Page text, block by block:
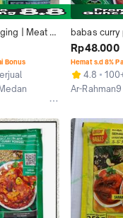
| Meat
Bonus
babas
gram
Rp48.000
Hemat s.d 8%
4.8
Ar-